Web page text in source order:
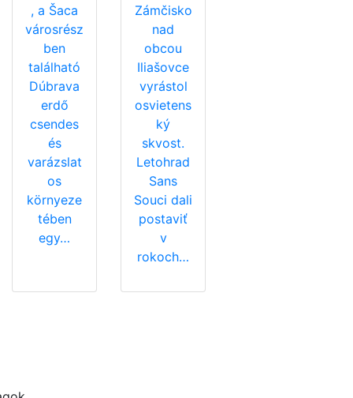
, a Šaca
városrész
ben
található
Dúbrava
erdő
csendes
és
varázslat
os
környeze
tében
egy…
Zámčisko
nad
obcou
Iliašovce
vyrástol
osvietens
ký
skvost.
Letohrad
Sans
Souci dali
postaviť
v
rokoch…